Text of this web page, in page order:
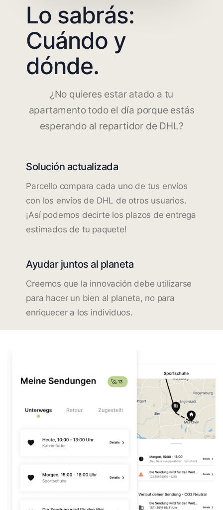
Lo sabrás:
Cuándo y
dónde.
¿No quieres estar atado a tu
apartamento todo el día porque estás
esperando al repartidor de DHL?
Solución actualizada
Parcello compara cada uno de tus envíos
con los envíos de DHL de otros usuarios.
¡Así podemos decirte los plazos de entrega
estimados de tu paquete!
Ayudar juntos al planeta
Creemos que la innovación debe utilizarse
para hacer un bien al planeta, no para
enriquecer a los individuos.